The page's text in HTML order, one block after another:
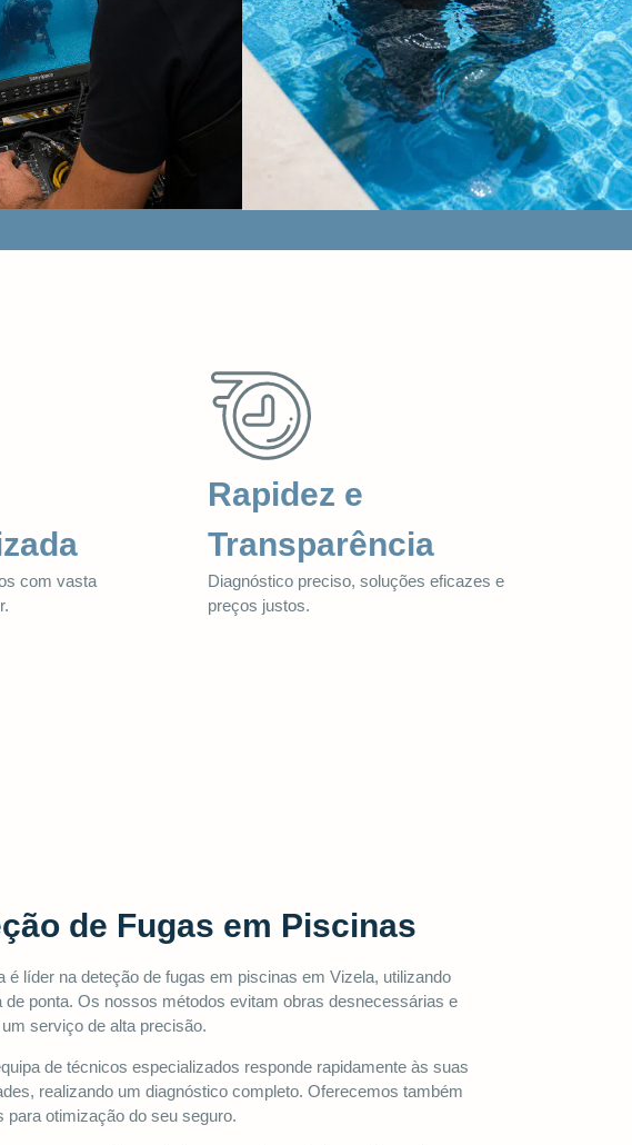
com vasta
Rapidez e
Transparência
Diagnóstico preciso, soluções eficazes e
preços justos.
de Fugas em Piscinas
é líder na deteção de fugas em piscinas em Vizela, utilizando
de ponta. Os nossos métodos evitam obras desnecessárias e
serviço de alta precisão.
de técnicos especializados responde rapidamente às suas
realizando um diagnóstico completo. Oferecemos também
para otimização do seu seguro.